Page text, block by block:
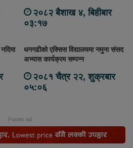
२०८२ बैशाख ४, बिहीबार
०३:१७
धनगढीको एक्सिस विद्यालयमा नमुना संसद
अभ्यास कार्यक्रम सम्पन्न
२०८१ चैत्र २२, शुक्रबार
०५:०६
Footer ad